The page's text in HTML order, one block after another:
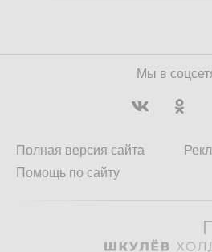
Мы в
Полная версия сайта
Помощь по сайту